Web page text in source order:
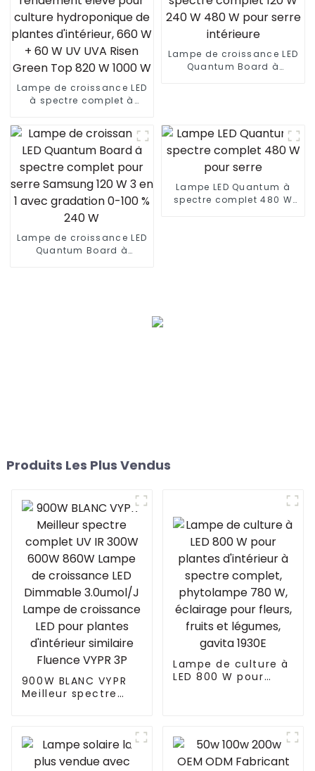
Lampe de croissance LED
à spectre complet à
culture hydroponique de
plantes d'intérieur, 660 W
+ 60 W UV UVA Risen
Green Top 820 W 1000 W
Lampe de croissance LED
Quantum Board à
Lampe de croissance LED
Quantum Board à
Lampe LED Quantum à
spectre complet 480 W
Produits Les Plus Vendus
900W BLANC VYPR
Meilleur spectre
Dimmable
3.0umol/J Lampe
Lampe de culture à
LED 800 W pour
fleurs, fruits et
légumes, gavita
1930E